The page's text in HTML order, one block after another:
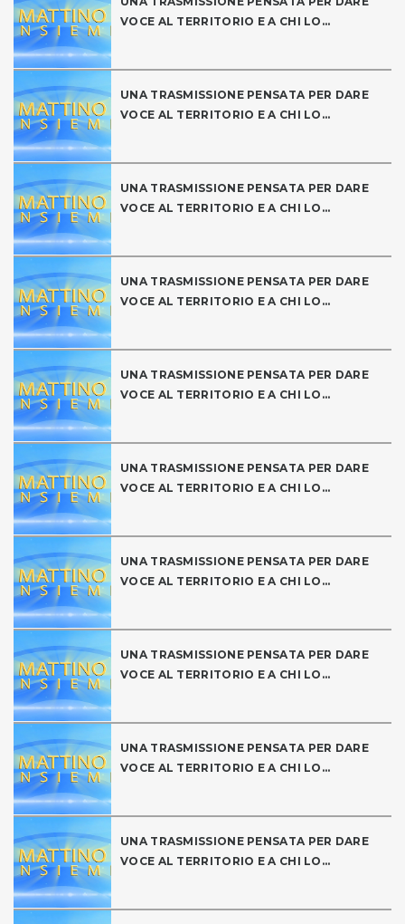
VOCE AL TERRITORIO E A CHI LO...
UNA TRASMISSIONE PENSATA PER DARE
VOCE AL TERRITORIO E A CHI LO...
UNA TRASMISSIONE PENSATA PER DARE
VOCE AL TERRITORIO E A CHI LO...
UNA TRASMISSIONE PENSATA PER DARE
VOCE AL TERRITORIO E A CHI LO...
UNA TRASMISSIONE PENSATA PER DARE
VOCE AL TERRITORIO E A CHI LO...
UNA TRASMISSIONE PENSATA PER DARE
VOCE AL TERRITORIO E A CHI LO...
UNA TRASMISSIONE PENSATA PER DARE
VOCE AL TERRITORIO E A CHI LO...
UNA TRASMISSIONE PENSATA PER DARE
VOCE AL TERRITORIO E A CHI LO...
UNA TRASMISSIONE PENSATA PER DARE
VOCE AL TERRITORIO E A CHI LO...
UNA TRASMISSIONE PENSATA PER DARE
VOCE AL TERRITORIO E A CHI LO...